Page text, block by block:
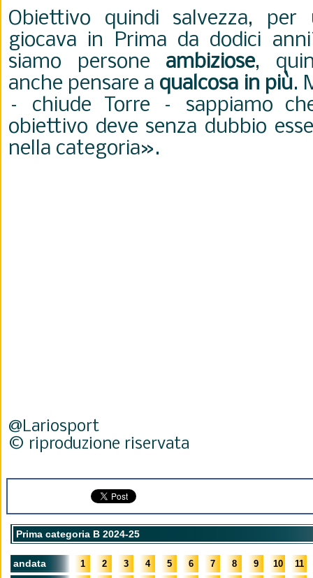
Obiettivo quindi salvezza, per
giocava in Prima da dodici
siamo persone ambiziose,
anche pensare a qualcosa in più.
– chiude Torre – sappiamo
obiettivo deve senza dubbio
nella categoria».
@Lariosport
© riproduzione riservata
Prima categoria B 2024-25
andata 1 2 3 4 5 6 7 8 9 10 11